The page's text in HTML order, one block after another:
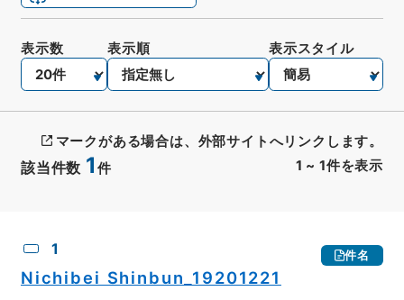
該当件数 1 件 1 ~ 1件を表示
表示数 表示順 表示スタイル
マークがある場合は、外部サイトへリンクします。
1 件名
Nichibei Shinbun_19201221